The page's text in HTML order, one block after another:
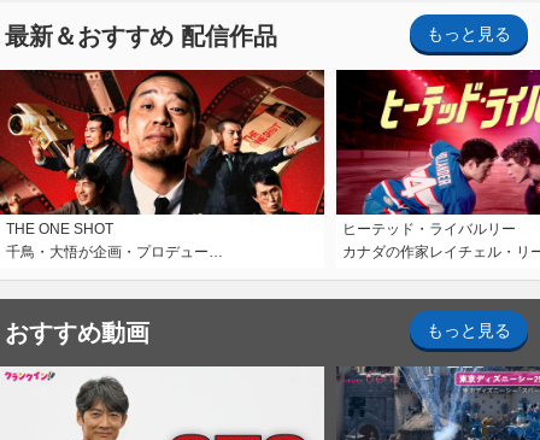
最新＆おすすめ 配信作品 もっと見る
THE ONE SHOT
千鳥・大悟が企画・プロデュー…
ヒーテッド・ライバルリー
カナダの作家レイチェル・リ
おすすめ動画 もっと見る